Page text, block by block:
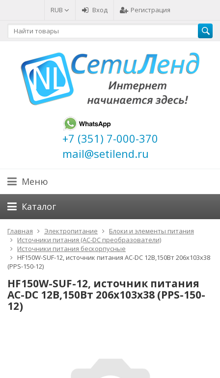
RUB Вход Регистрация
+7 (351) 7-000-370
mail@setilend.ru
Меню
Каталог
Главная Электропитание
Блоки и элементы питания
Источники питания (AC-DC преобразователи)
Источники питания бескорпусные
HF150W-SUF-12, источник питания AC-DC 12B,150Вт 206х103х38
(PPS-150-12)
HF150W-SUF-12, источник питания
AC-DC 12B,150Вт 206х103х38 (PPS-150-
12)